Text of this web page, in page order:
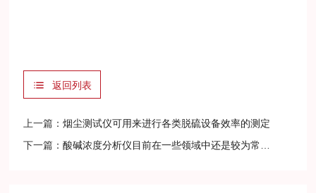
返回列表
上一篇：烟尘测试仪可用来进行各类脱硫设备效率的测定
下一篇：酸碱浓度分析仪目前在一些领域中还是较为常用的